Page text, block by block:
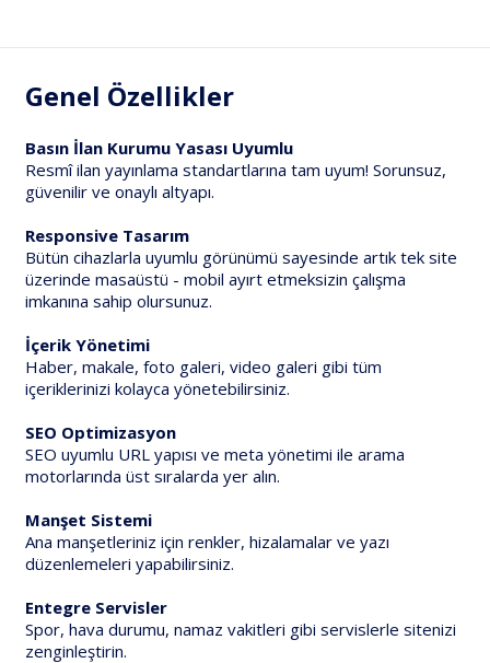
Genel Özellikler
Basın İlan Kurumu Yasası Uyumlu
Resmî ilan yayınlama standartlarına tam uyum! Sorunsuz,
güvenilir ve onaylı altyapı.
Responsive Tasarım
Bütün cihazlarla uyumlu görünümü sayesinde artık tek site
üzerinde masaüstü - mobil ayırt etmeksizin çalışma
imkanına sahip olursunuz.
İçerik Yönetimi
Haber, makale, foto galeri, video galeri gibi tüm
içeriklerinizi kolayca yönetebilirsiniz.
SEO Optimizasyon
SEO uyumlu URL yapısı ve meta yönetimi ile arama
motorlarında üst sıralarda yer alın.
Manşet Sistemi
Ana manşetleriniz için renkler, hizalamalar ve yazı
düzenlemeleri yapabilirsiniz.
Entegre Servisler
Spor, hava durumu, namaz vakitleri gibi servislerle sitenizi
zenginleştirin.